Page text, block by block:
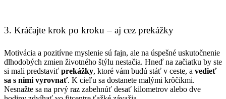
3. Kráčajte krok po kroku – aj cez prekážky
Motivácia a pozitívne myslenie sú fajn, ale na úspešné uskutočnenie
dlhodobých zmien životného štýlu nestačia. Hneď na začiatku by ste
si mali predstaviť prekážky, ktoré vám budú stáť v ceste, a vedieť
sa s nimi vyrovnať. K cieľu sa dostanete malými krôčikmi.
Nesnažte sa na prvý raz zabehnúť desať kilometrov alebo dve